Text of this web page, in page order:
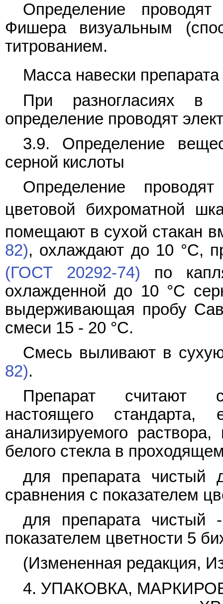
Определение
Фишера визуальным
титрованием.
Масса навески
При разногласиях в
определение проводят
3.9. Определение
серной кислоты
Определение
цветовой бихроматной
помещают в сухой стакан
82), охлаждают до 10 °C,
(ГОСТ 20292-74) по
охлажденной до 10 °C
выдерживающая пробу
смеси 15 - 20 °C.
Смесь выливают в
82).
Препарат считают
настоящего
анализируемого
белого стекла в
для препарата чистый
сравнения с показателем
для препарата чистый
показателем цветности 5
(Измененная редакция,
4. УПАКОВКА,